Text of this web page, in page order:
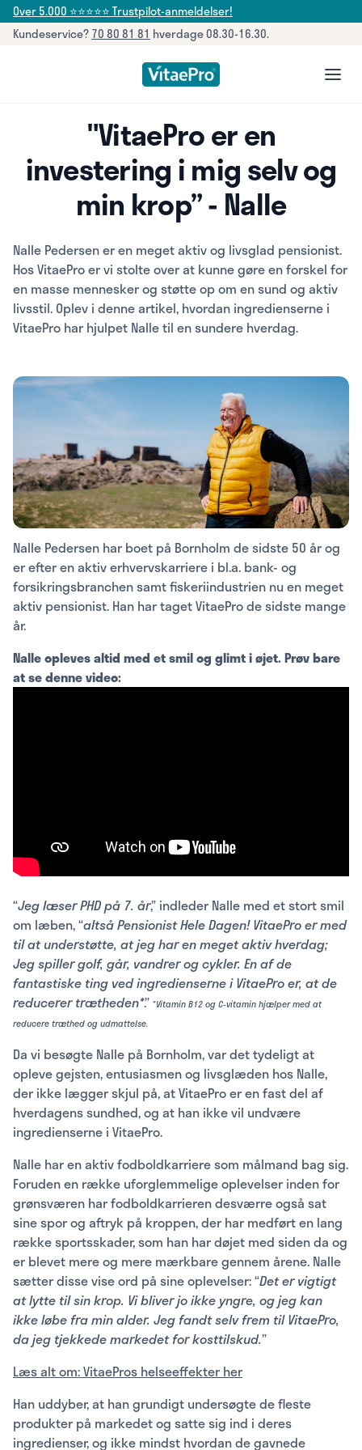
Over 5.000 ⭐⭐⭐⭐⭐ Trustpilot-anmeldelser!
Kundeservice?70 80 81 81 hverdage 08.30-16.30.
"VitaePro er en
investering i mig selv og
min krop” - Nalle
Nalle Pedersen er en meget aktiv og livsglad pensionist.
Hos VitaePro er vi stolte over at kunne gøre en forskel for
en masse mennesker og støtte op om en sund og aktiv
livsstil. Oplev i denne artikel, hvordan ingredienserne i
VitaePro har hjulpet Nalle til en sundere hverdag.
Nalle Pedersen har boet på Bornholm de sidste 50 år og
er efter en aktiv erhvervskarriere i bl.a. bank- og
forsikringsbranchen samt fiskeriindustrien nu en meget
aktiv pensionist. Han har taget VitaePro de sidste mange
år.
Nalle opleves altid med et smil og glimt i øjet. Prøv bare
at se denne video:
“Jeg læser PHD på 7. år,” indleder Nalle med et stort smil
om læben, “altså Pensionist Hele Dagen! VitaePro er med
til at understøtte, at jeg har en meget aktiv hverdag;
Jeg spiller golf, går, vandrer og cykler. En af de
fantastiske ting ved ingredienserne i VitaePro er, at de
reducerer trætheden*.” *Vitamin B12 og C-vitamin hjælper med at
reducere træthed og udmattelse.
Da vi besøgte Nalle på Bornholm, var det tydeligt at
opleve gejsten, entusiasmen og livsglæden hos Nalle,
der ikke lægger skjul på, at VitaePro er en fast del af
hverdagens sundhed, og at han ikke vil undvære
ingredienserne i VitaePro.
Nalle har en aktiv fodboldkarriere som målmand bag sig.
Foruden en række uforglemmelige oplevelser inden for
grønsværen har fodboldkarrieren desværre også sat
sine spor og aftryk på kroppen, der har medført en lang
række sportsskader, som han har døjet med siden da og
er blevet mere og mere mærkbare gennem årene. Nalle
sætter disse vise ord på sine oplevelser: “Det er vigtigt
at lytte til sin krop. Vi bliver jo ikke yngre, og jeg kan
ikke løbe fra min alder. Jeg fandt selv frem til VitaePro,
da jeg tjekkede markedet for kosttilskud.”
Læs alt om: VitaePros helseeffekter her
Han uddyber, at han grundigt undersøgte de fleste
produkter på markedet og satte sig ind i deres
ingredienser, og ikke mindst hvordan de gavnede